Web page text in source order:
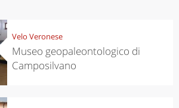
Velo Veronese
Museo geopaleontologico di
Camposilvano